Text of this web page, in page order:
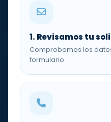
1. Revisamos tu
Comprobamos los
formulario.